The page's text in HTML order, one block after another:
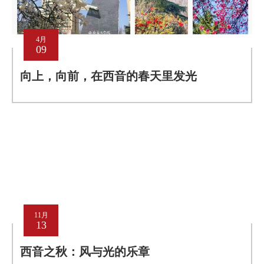
4月
09
向上，向前，在西音的春天里发光
11月
13
西音之秋：风与光的乐章